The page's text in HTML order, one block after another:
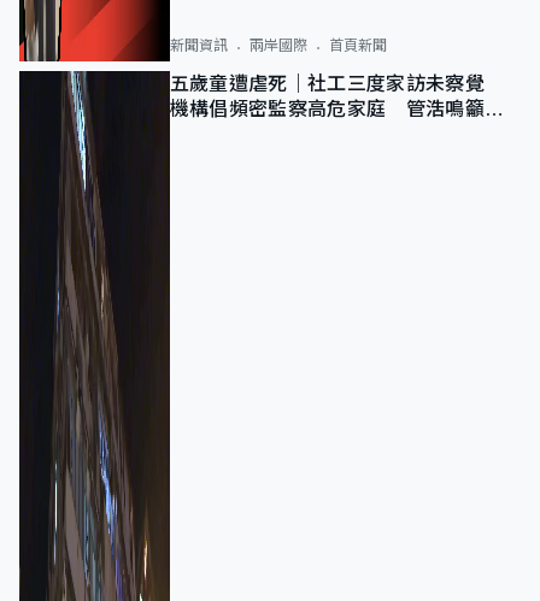
新聞資訊 兩岸國際 首頁新聞
五歲童遭虐死｜社工三度家訪未察覺
機構倡頻密監察高危家庭 管浩鳴籲加